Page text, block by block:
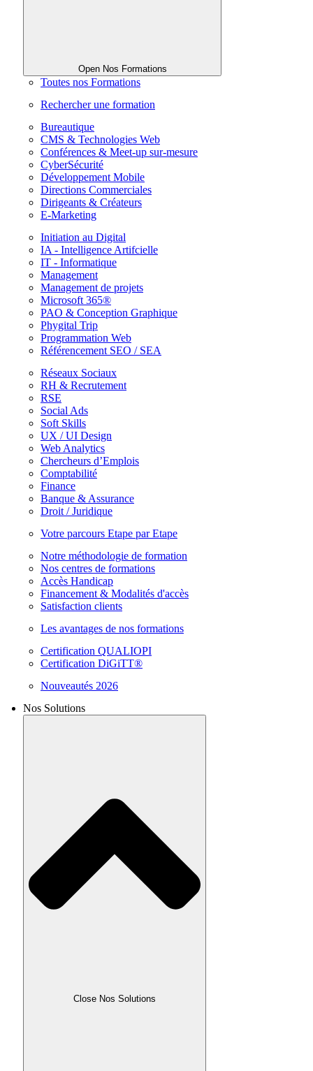
Open Nos Formations
Toutes nos Formations
Rechercher une formation
Bureautique
CMS & Technologies Web
Conférences & Meet-up sur-mesure
CyberSécurité
Développement Mobile
Directions Commerciales
Dirigeants & Créateurs
E-Marketing
Initiation au Digital
IA - Intelligence Artifcielle
IT - Informatique
Management
Management de projets
Microsoft 365®
PAO & Conception Graphique
Phygital Trip
Programmation Web
Référencement SEO / SEA
Réseaux Sociaux
RH & Recrutement
RSE
Social Ads
Soft Skills
UX / UI Design
Web Analytics
Chercheurs d’Emplois
Comptabilité
Finance
Banque & Assurance
Droit / Juridique
Votre parcours Etape par Etape
Notre méthodologie de formation
Nos centres de formations
Accès Handicap
Financement & Modalités d'accès
Satisfaction clients
Les avantages de nos formations
Certification QUALIOPI
Certification DiGiTT®
Nouveautés 2026
Nos Solutions
Close Nos Solutions